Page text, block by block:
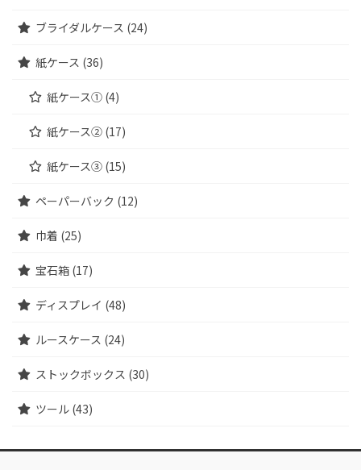
ブライダルケース (24)
紙ケース (36)
紙ケース① (4)
紙ケース② (17)
紙ケース③ (15)
ペーパーバック (12)
巾着 (25)
宝石箱 (17)
ディスプレイ (48)
ルースケース (24)
ストックボックス (30)
ツール (43)